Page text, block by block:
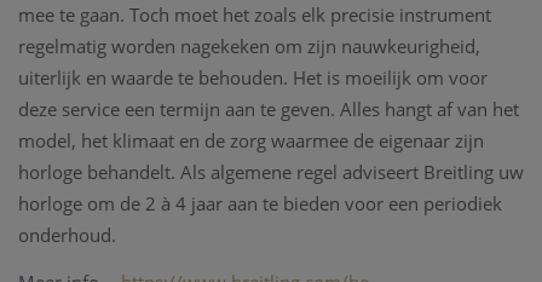
mee te gaan. Toch moet het zoals elk precisie instrument
regelmatig worden nagekeken om zijn nauwkeurigheid,
uiterlijk en waarde te behouden. Het is moeilijk om voor
deze service een termijn aan te geven. Alles hangt af van het
model, het klimaat en de zorg waarmee de eigenaar zijn
horloge behandelt. Als algemene regel adviseert Breitling uw
horloge om de 2 à 4 jaar aan te bieden voor een periodiek
onderhoud.